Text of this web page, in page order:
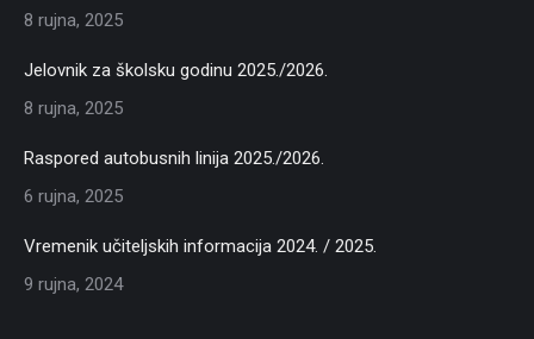
8 rujna, 2025
Jelovnik za školsku godinu 2025./2026.
8 rujna, 2025
Raspored autobusnih linija 2025./2026.
6 rujna, 2025
Vremenik učiteljskih informacija 2024. / 2025.
9 rujna, 2024